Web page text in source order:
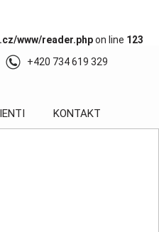
www/reader.phpon line 123
+420 734 619 329
KONTAKT